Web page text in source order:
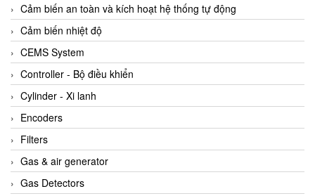
Cảm biến an toàn và kích hoạt hệ thống tự động
Cảm biến nhiệt độ
CEMS System
Controller - Bộ điều khiển
Cylinder - Xi lanh
Encoders
Filters
Gas & air generator
Gas Detectors